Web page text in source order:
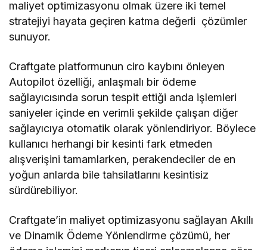
maliyet optimizasyonu olmak üzere iki temel
stratejiyi hayata geçiren katma değerli çözümler
sunuyor.
Craftgate platformunun ciro kaybını önleyen
Autopilot özelliği, anlaşmalı bir ödeme
sağlayıcısında sorun tespit ettiği anda işlemleri
saniyeler içinde en verimli şekilde çalışan diğer
sağlayıcıya otomatik olarak yönlendiriyor. Böylece
kullanıcı herhangi bir kesinti fark etmeden
alışverişini tamamlarken, perakendeciler de en
yoğun anlarda bile tahsilatlarını kesintisiz
sürdürebiliyor.
Craftgate’in maliyet optimizasyonu sağlayan Akıllı
ve Dinamik Ödeme Yönlendirme çözümü, her